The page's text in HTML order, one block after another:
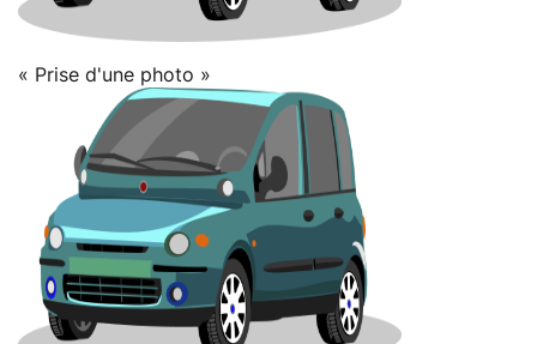
« Prise d'une photo »